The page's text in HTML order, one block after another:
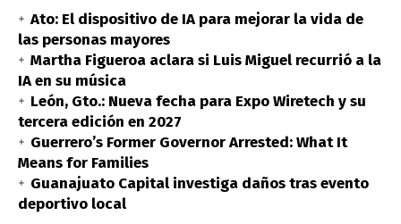
Ato: El dispositivo de IA para mejorar la vida de
las personas mayores
Martha Figueroa aclara si Luis Miguel recurrió a la
IA en su música
León, Gto.: Nueva fecha para Expo Wiretech y su
tercera edición en 2027
Guerrero’s Former Governor Arrested: What It
Means for Families
Guanajuato Capital investiga daños tras evento
deportivo local